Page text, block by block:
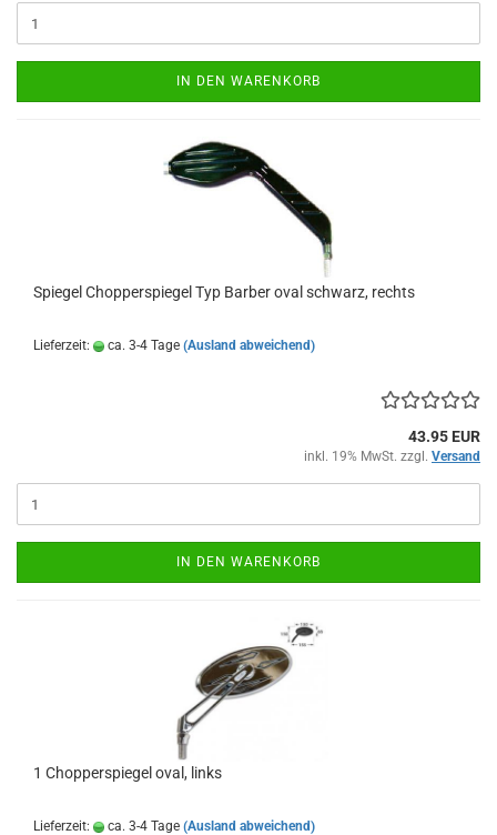
IN DEN WARENKORB
Spiegel Chopperspiegel Typ Barber oval schwarz, rechts
Lieferzeit: ca. 3-4 Tage (Ausland abweichend)
43.95 EUR
inkl. 19% MwSt. zzgl. Versand
IN DEN WARENKORB
1 Chopperspiegel oval, links
Lieferzeit: ca. 3-4 Tage (Ausland abweichend)